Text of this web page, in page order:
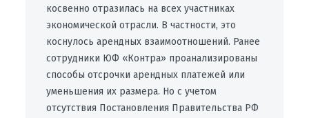
косвенно отразилась на всех участниках
экономической отрасли. В частности, это
коснулось арендных взаимоотношений. Ранее
сотрудники ЮФ «Контра» проанализированы
способы отсрочки арендных платежей или
уменьшения их размера. Но с учетом
отсутствия Постановления Правительства РФ